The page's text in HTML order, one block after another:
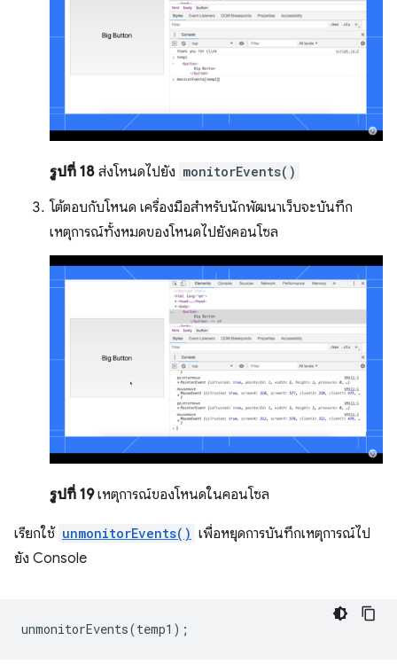
รูปที่ 18 ส่งโหนดไปยัง monitorEvents()
โต้ตอบกับโหนด เครื่องมือสำหรับนักพัฒนาเว็บจะบันทึก
เหตุการณ์ทั้งหมดของโหนดไปยังคอนโซล
รูปที่ 19เหตุการณ์ของโหนดในคอนโซล
เรียกใช้ unmonitorEvents() เพื่อหยุดการบันทึกเหตุการณ์ไป
ยัง Console
unmonitorEvents(temp1 );